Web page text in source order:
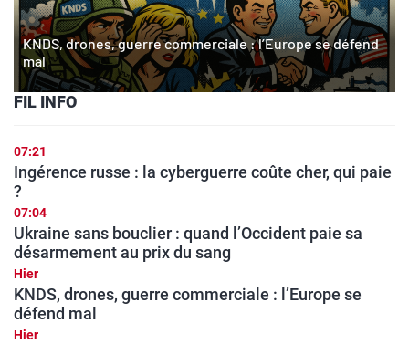
KNDS, drones, guerre commerciale : l’Europe se défend
mal
FIL INFO
07:21
Ingérence russe : la cyberguerre coûte cher, qui paie
?
07:04
Ukraine sans bouclier : quand l’Occident paie sa
désarmement au prix du sang
Hier
KNDS, drones, guerre commerciale : l’Europe se
défend mal
Hier